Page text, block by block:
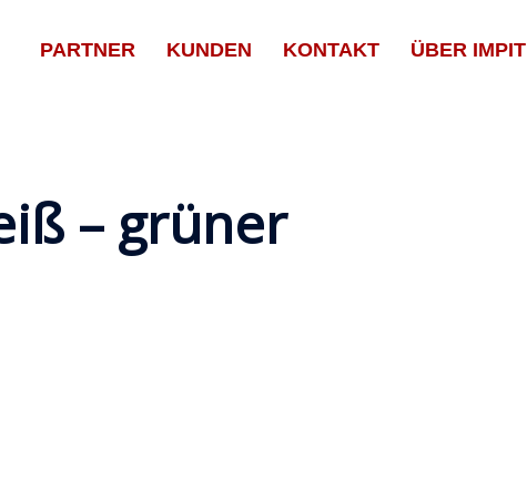
PARTNER KUNDEN KONTAKT ÜBER IMPIT
– grüner